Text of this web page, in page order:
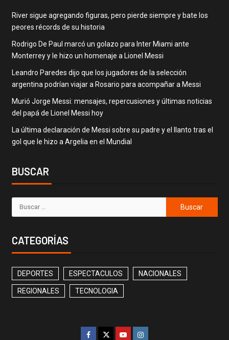
River sigue agregando figuras, pero pierde siempre y bate los
peores récords de su historia
Rodrigo De Paul marcó un golazo para Inter Miami ante
Monterrey y le hizo un homenaje a Lionel Messi
Leandro Paredes dijo que los jugadores de la selección
argentina podrían viajar a Rosario para acompañar a Messi
Murió Jorge Messi: mensajes, repercusiones y últimas noticias
del papá de Lionel Messi hoy
La última declaración de Messi sobre su padre y el llanto tras el
gol que le hizo a Argelia en el Mundial
BUSCAR
CATEGORÍAS
DEPORTES ESPECTACULOS NACIONALES
REGIONALES TECNOLOGIA